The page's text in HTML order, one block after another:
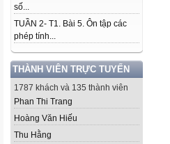
số...
TUẦN 2- T1. Bài 5. Ôn tập các
phép tính...
THÀNH VIÊN TRỰC TUYẾN
1787 khách và 135 thành viên
Phan Thi Trang
Hoàng Văn Hiếu
Thu Hằng